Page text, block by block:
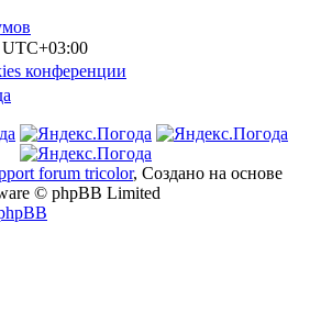
UTC+03:00
конференции
forum tricolor, Создано на основе
© phpBB Limited